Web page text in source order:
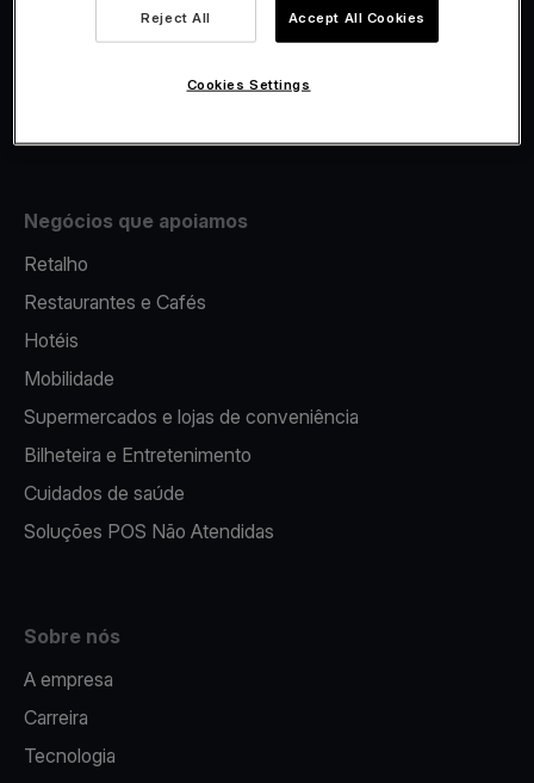
Fiscalidade
Negócios que apoiamos
Retalho
Restaurantes e Cafés
Hotéis
Mobilidade
Supermercados e lojas de conveniência
Bilheteira e Entretenimento
Cuidados de saúde
Soluções POS Não Atendidas
Sobre nós
A empresa
Carreira
Tecnologia
Reject All Accept All Cookies
Cookies Settings